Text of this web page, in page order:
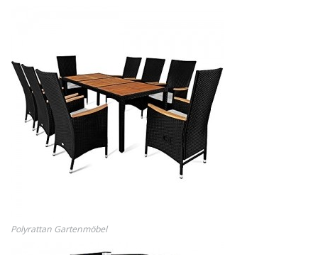
Polyrattan Gartenmöbel